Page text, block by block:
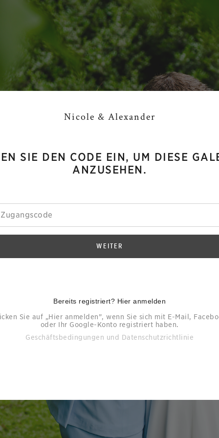
Nicole & Alexander
SIE DEN CODE EIN, UM DIESE
ANZUSEHEN.
WEITER
Bereits registriert? Hier anmelden
Sie auf „Hier anmelden”, wenn Sie sich mit E-Mail,
oder Ihr Google-Konto registriert haben.
Geschäftsbedingungen und Datenschutzrichtlinie